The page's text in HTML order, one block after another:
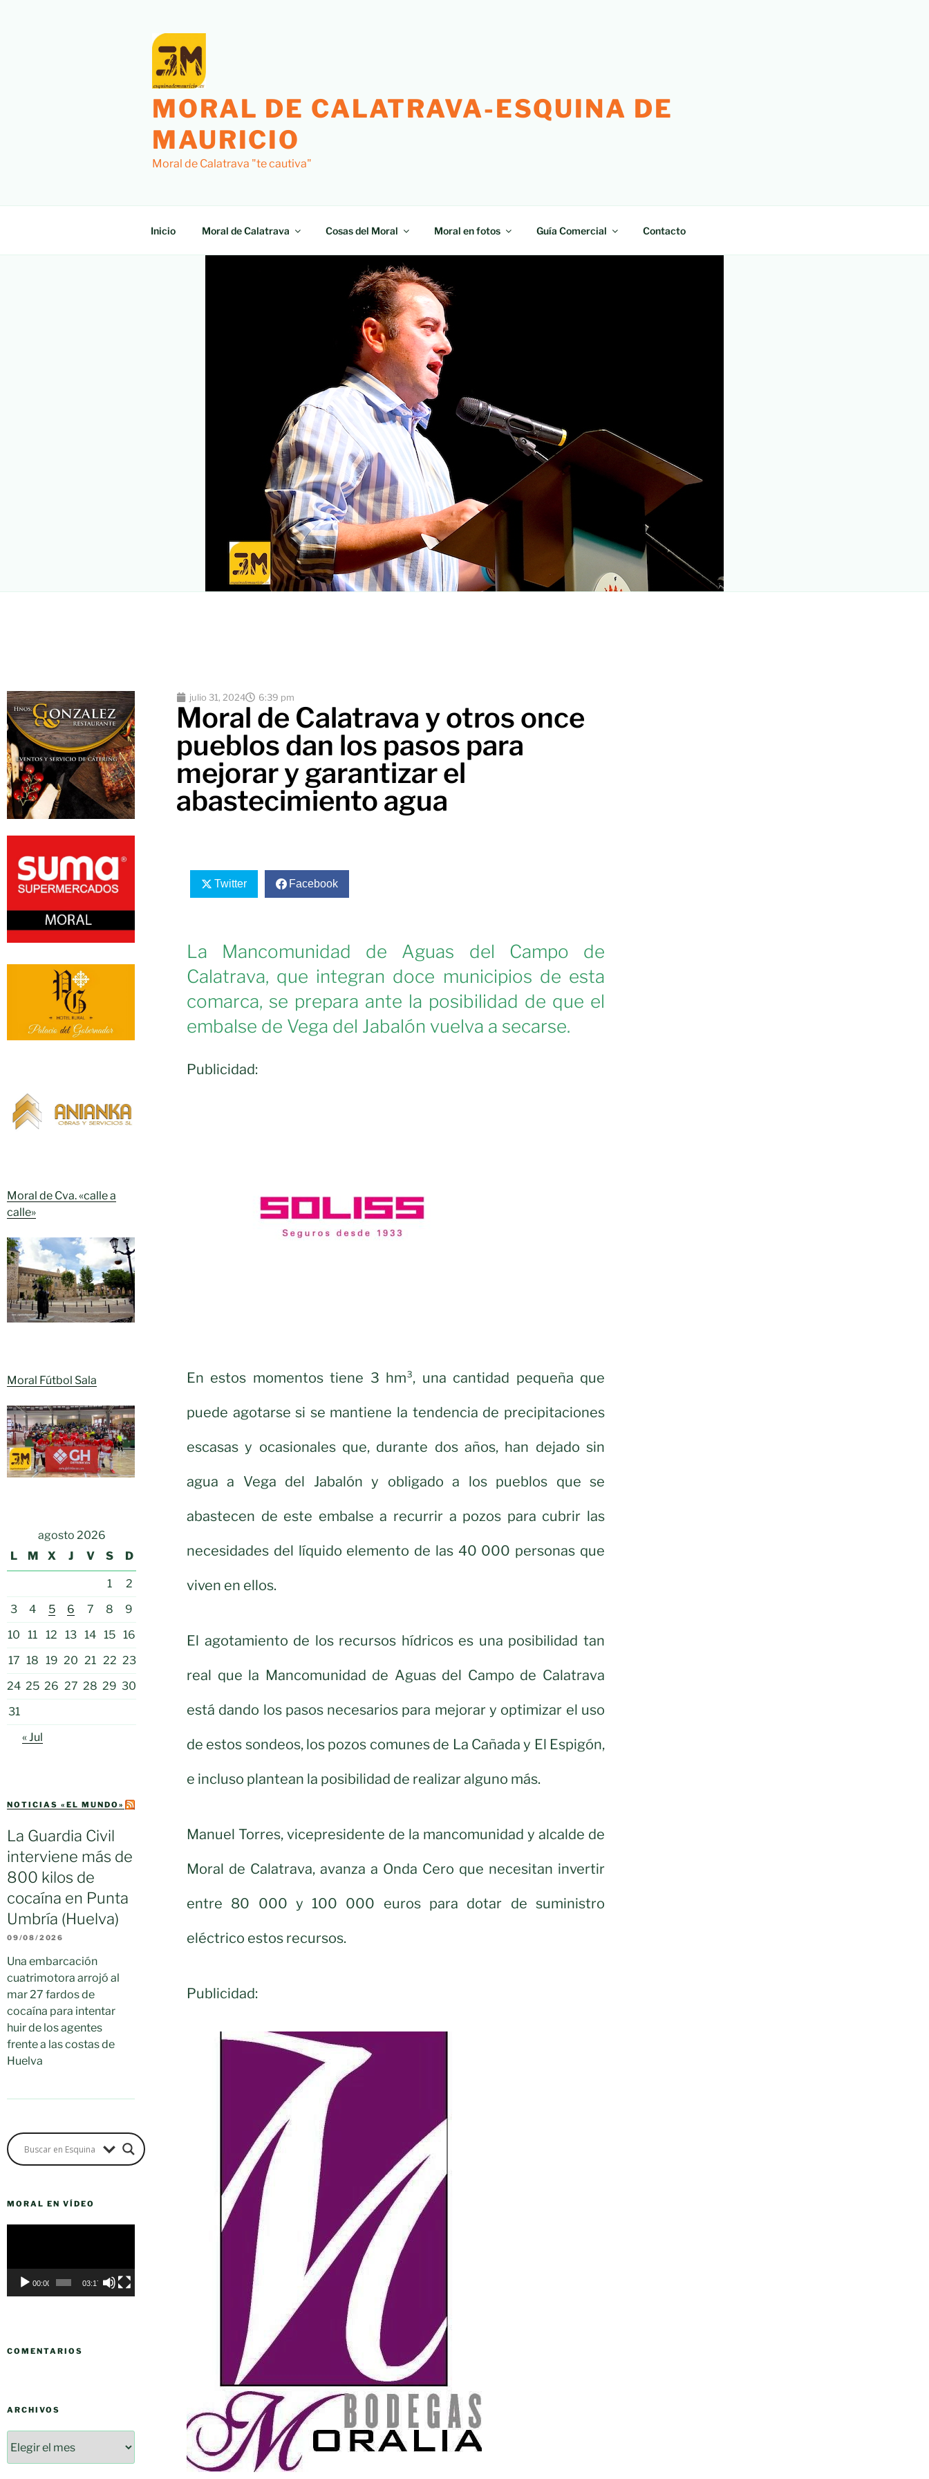
MORAL DE CALATRAVA-ESQUINA DE
MAURICIO
Moral de Calatrava "te cautiva"
Inicio Moral de Calatrava Cosas del Moral Moral en fotos Guía Comercial Contacto
Moral de Cva. «calle a
calle»
Moral Fútbol Sala
agosto 2026
L
M X J V S D
1
2
3
4 5 6 7 8
9
10
11 12 13 14 15 16
17 18 19 20 21 22 23
24 25 26 27 28 29 30
31
« Jul
NOTICIAS «EL MUNDO»
La Guardia Civil
interviene más de
800 kilos de
cocaína en Punta
Umbría (Huelva)
09/08/2026
Una embarcación
cuatrimotora arrojó al
mar 27 fardos de
cocaína para intentar
huir de los agentes
frente a las costas de
Huelva
MORAL EN VÍDEO
00:00 03:17
COMENTARIOS
ARCHIVOS
julio 31, 2024 6:39 pm
Moral de Calatrava y otros once
pueblos dan los pasos para
mejorar y garantizar el
abastecimiento agua
Twitter Facebook
La Mancomunidad de Aguas del Campo de
Calatrava, que integran doce municipios de esta
comarca, se prepara ante la posibilidad de que el
embalse de Vega del Jabalón vuelva a secarse.
Publicidad:
En estos momentos tiene 3 hm³, una cantidad pequeña que
puede agotarse si se mantiene la tendencia de precipitaciones
escasas y ocasionales que, durante dos años, han dejado sin
agua a Vega del Jabalón y obligado a los pueblos que se
abastecen de este embalse a recurrir a pozos para cubrir las
necesidades del líquido elemento de las 40 000 personas que
viven en ellos.
El agotamiento de los recursos hídricos es una posibilidad tan
real que la Mancomunidad de Aguas del Campo de Calatrava
está dando los pasos necesarios para mejorar y optimizar el uso
de estos sondeos, los pozos comunes de La Cañada y El Espigón,
e incluso plantean la posibilidad de realizar alguno más.
Manuel Torres, vicepresidente de la mancomunidad y alcalde de
Moral de Calatrava, avanza a Onda Cero que necesitan invertir
entre 80 000 y 100 000 euros para dotar de suministro
eléctrico estos recursos.
Publicidad: